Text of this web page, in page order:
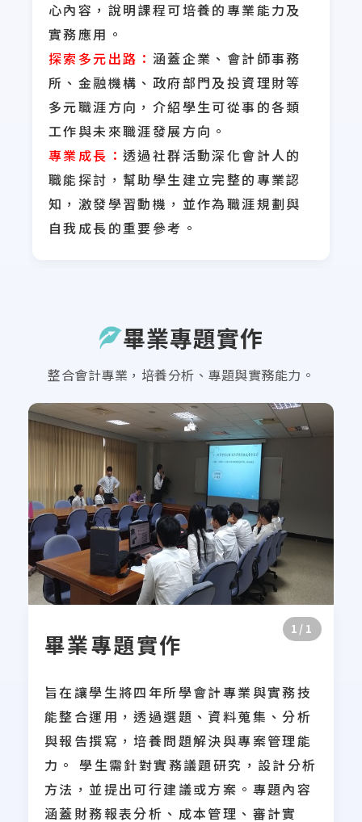
心內容，說明課程可培養的專業能力及
實務應用。
探索多元出路： 涵蓋企業、會計師事務
所、金融機構、政府部門及投資理財等
多元職涯方向，介紹學生可從事的各類
工作與未來職涯發展方向。
專業成長： 透過社群活動深化會計人的
職能探討，幫助學生建立完整的專業認
知，激發學習動機，並作為職涯規劃與
自我成長的重要參考。
畢業專題實作
整合會計專業，培養分析、專題與實務能力。
1/1
畢業專題實作
旨在讓學生將四年所學會計專業與實務技
能整合運用，透過選題、資料蒐集、分析
與報告撰寫，培養問題解決與專案管理能
力。 學生需針對實務議題研究，設計分析
方法，並提出可行建議或方案。專題內容
涵蓋財務報表分析、成本管理、審計實